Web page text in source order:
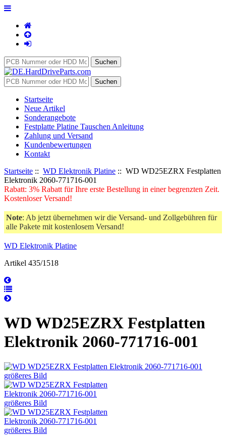
Startseite
Neue Artikel
Sonderangebote
Festplatte Platine Tauschen Anleitung
Zahlung und Versand
Kundenbewertungen
Kontakt
Startseite :: WD Elektronik Platine :: WD WD25EZRX Festplatten
Elektronik 2060-771716-001
Rabatt: 3% Rabatt für Ihre erste Bestellung in einer begrenzten Zeit.
Kostenloser Versand!
Note: Ab jetzt übernehmen wir die Versand- und Zollgebühren für
alle Pakete mit kostenlosem Versand!
WD Elektronik Platine
Artikel 435/1518
WD WD25EZRX Festplatten
Elektronik 2060-771716-001
größeres Bild
größeres Bild
größeres Bild